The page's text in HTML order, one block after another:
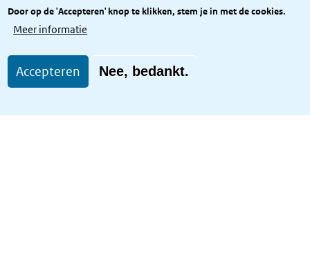
Door op de 'Accepteren' knop te klikken, stem je in met de cookies.
Meer informatie
Accepteren Nee, bedankt.
Toegang site openbaar
Toegankelijkheid